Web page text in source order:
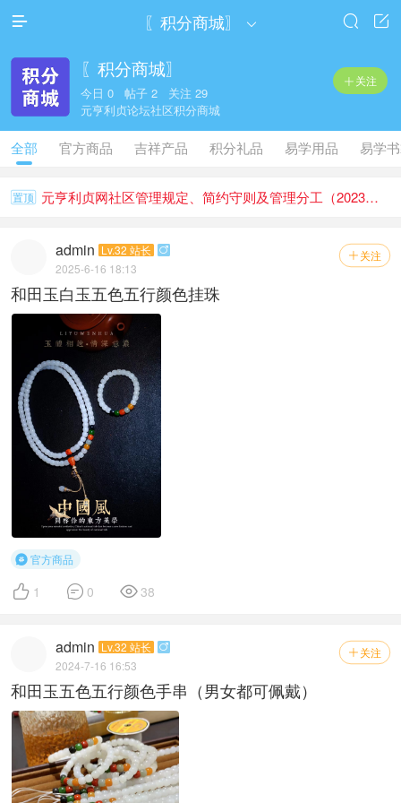
 〖积分商城〗  

 关注
〖积分商城〗
今日 0 帖子 2 关注 29
元亨利贞论坛社区积分商城
全部 官方商品 吉祥产品 积分礼品 易学用品 易学
置顶 元亨利贞网社区管理规定、简约守则及管理分工（2023版）
 关注
admin Lv.32 站长 
2025-6-16 18:13
和田玉白玉五色五行颜色挂珠
官方商品
 1  0 38
 关注
admin Lv.32 站长 
2024-7-16 16:53
和田玉五色五行颜色手串（男女都可佩戴）